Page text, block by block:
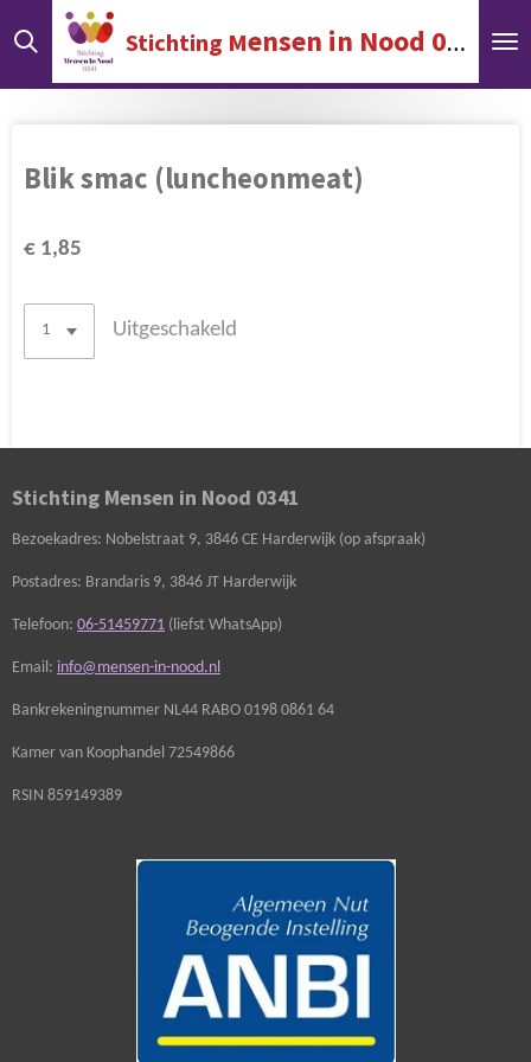
direct
Stichting Mensen in Nood 0341
Blik smac (luncheonmeat)
€ 1,85
Uitgeschakeld
Stichting Mensen in Nood 0341
Bezoekadres: Nobelstraat 9, 3846 CE Harderwijk (op afspraak)
Postadres: Brandaris 9, 3846 JT Harderwijk
Telefoon: 06-51459771 (liefst WhatsApp)
Email: info@mensen-in-nood.nl
Bankrekeningnummer NL44 RABO 0198 0861 64
Kamer van Koophandel 72549866
RSIN 859149389